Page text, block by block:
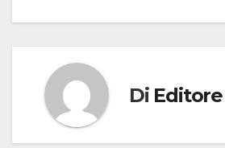
Di Editore